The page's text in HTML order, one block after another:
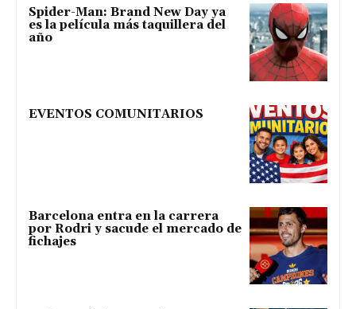
Spider-Man: Brand New Day ya
es la película más taquillera del
año
EVENTOS COMUNITARIOS
Barcelona entra en la carrera
por Rodri y sacude el mercado de
fichajes